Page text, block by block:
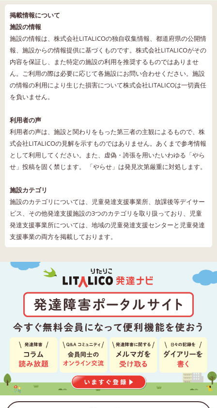
掲載情報について
施設の情報
施設の情報は、株式会社LITALICOの独自収集情報、都道府県の公開情
報、施設からの情報提供に基づくものです。株式会社LITALICOがその
内容を保証し、また特定の施設の利用を推奨するものではありませ
ん。ご利用の際は必要に応じて各施設にお問い合わせください。施設
の情報の利用により生じた損害について株式会社LITALICOは一切責任
を負いません。
利用者の声
利用者の声は、施設と関わりをもった第三者の主観によるもので、株
式会社LITALICOの見解を示すものではありません。あくまで参考情報
として利用してください。また、虚偽・誇張を用いたいわゆる「やら
せ」投稿を固く禁じます。 「やらせ」は発見次第厳重に対処します。
施設カテゴリ
施設のカテゴリについては、児童発達支援事業所、放課後等デイサー
ビス、その他発達支援施設の3つのカテゴリを取り扱っており、児童
発達支援事業所については、地域の児童発達支援センターと児童発達
支援事業の両方を掲載しております。